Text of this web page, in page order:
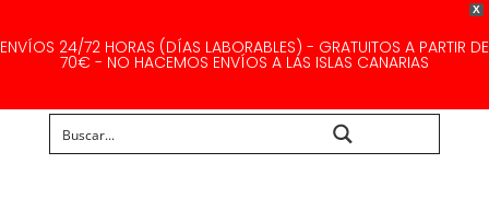
X
ENVÍOS 24/72 HORAS (DÍAS LABORABLES) - GRATUITOS A PARTIR DE
70€ - NO HACEMOS ENVÍOS A LAS ISLAS CANARIAS